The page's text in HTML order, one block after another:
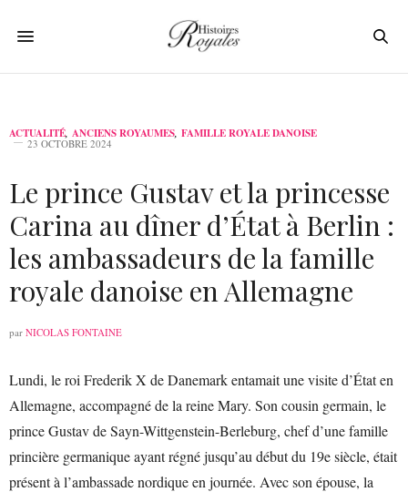
ACTUALITÉ, ANCIENS ROYAUMES, FAMILLE ROYALE DANOISE
23 OCTOBRE 2024
Le prince Gustav et la princesse
Carina au dîner d’État à Berlin :
les ambassadeurs de la famille
royale danoise en Allemagne
par NICOLAS FONTAINE
Lundi, le roi Frederik X de Danemark entamait une visite d’État en
Allemagne, accompagné de la reine Mary. Son cousin germain, le
prince Gustav de Sayn-Wittgenstein-Berleburg, chef d’une famille
princière germanique ayant régné jusqu’au début du 19e siècle, était
présent à l’ambassade nordique en journée. Avec son épouse, la